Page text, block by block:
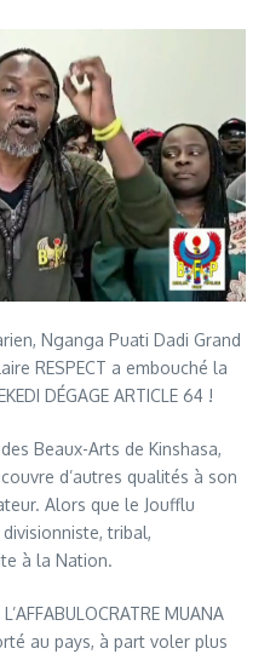
Nganga Puati Dadi Grand
RESPECT a embouché la
DÉGAGE ARTICLE 64 !
Beaux-Arts de Kinshasa,
d’autres qualités à son
Alors que le Joufflu
divisionniste, tribal,
à la Nation.
MUANA
au pays, à part voler plus